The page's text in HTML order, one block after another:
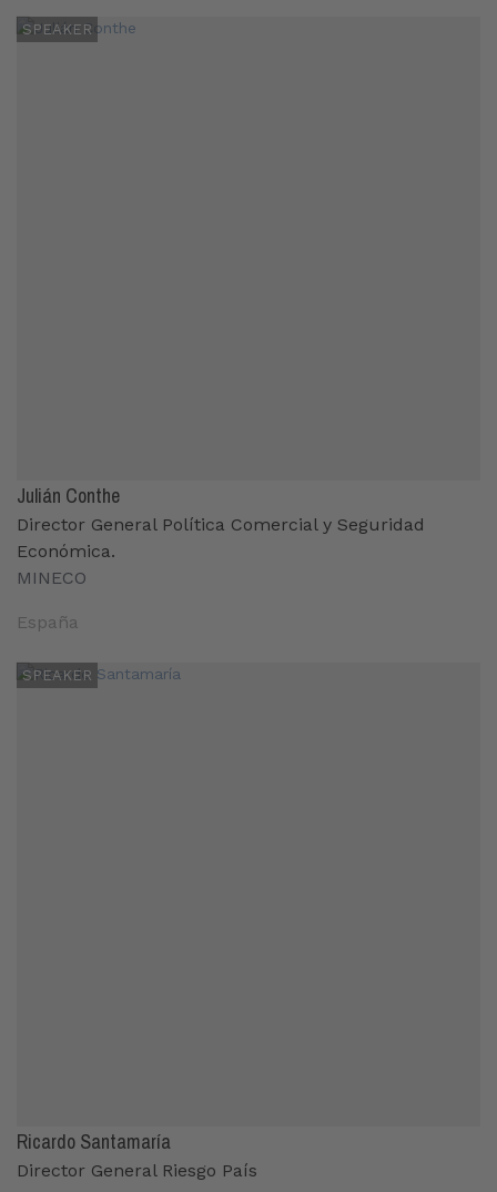
SPEAKER
Julián Conthe
Director General Política Comercial y Seguridad
Económica.
MINECO
España
SPEAKER
Ricardo Santamaría
Director General Riesgo País